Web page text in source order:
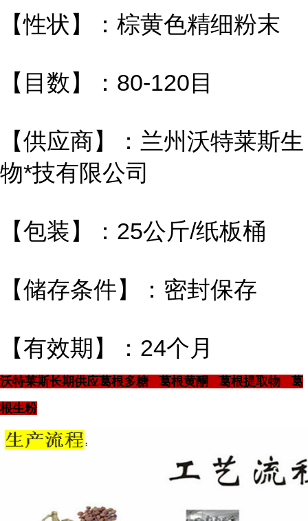
【性状】：棕黄色精细粉末
【目数】：80-120目
【供应商】：兰州沃特莱斯生
物*技有限公司
【包装】：25公斤/纸板桶
【储存条件】：密封保存
【有效期】：24个月
沃特莱斯长期供应葛根多糖 葛根黄酮 葛根提取物 葛
根生粉